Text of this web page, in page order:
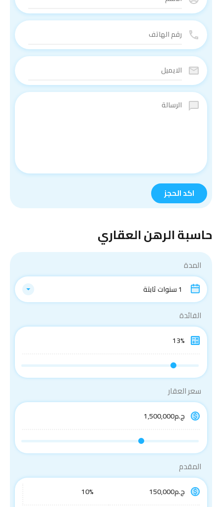
حاسبة الرهن العقاري
المدة
1 سنوات ثابتة
الفائدة
سعر العقار
المقدم